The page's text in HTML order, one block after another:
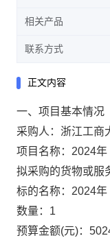
相关产品
联系方式
正文内容
一、项目基本情况
采购人： 浙江工商
项目名称： 2024
拟采购的货物或服
标的名称： 2024
数量： 1
预算金额(元)：